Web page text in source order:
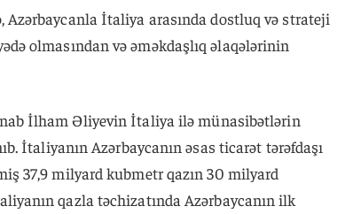
Azərbaycanla İtaliya arasında dostluq və strateji
olmasından və əməkdaşlıq əlaqələrinin
İlham Əliyevin İtaliya ilə münasibətlərin
İtaliyanın Azərbaycanın əsas ticarət tərəfdaşı
37,9 milyard kubmetr qazın 30 milyard
qazla təchizatında Azərbaycanın ilk